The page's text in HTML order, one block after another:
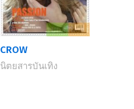
CROW
นิตยสารบันเทิง